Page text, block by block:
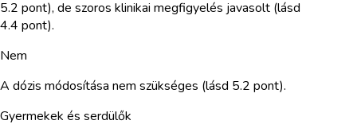
5.2 pont), de szoros klinikai megfigyelés javasolt (lásd
4.4 pont).
Nem
A dózis módosítása nem szükséges (lásd 5.2 pont).
Gyermekek és serdülők